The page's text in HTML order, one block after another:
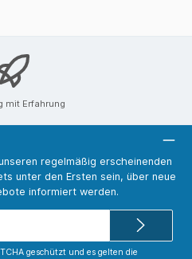
mit Erfahrung
regelmäßig erscheinenden
unter den Ersten sein, über neue
informiert werden.
geschützt und es gelten die